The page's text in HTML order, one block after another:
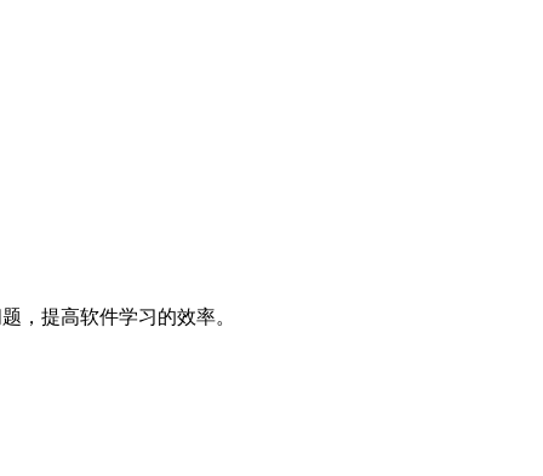
，提高软件学习的效率。